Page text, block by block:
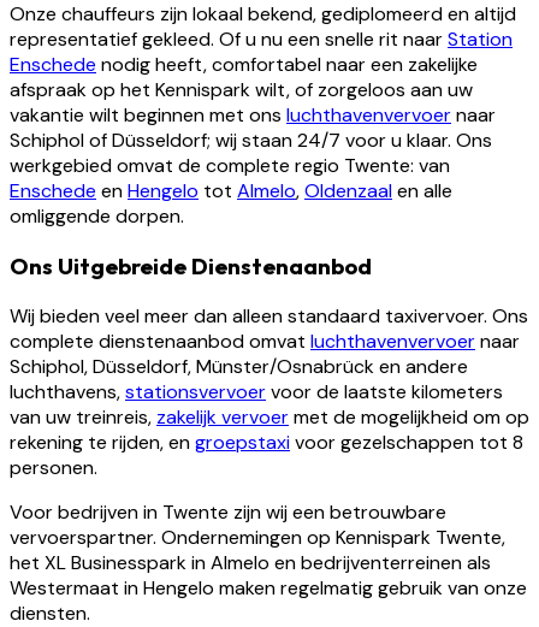
Onze chauffeurs zijn lokaal bekend, gediplomeerd en altijd
representatief gekleed. Of u nu een snelle rit naarStation
Enschede nodig heeft, comfortabel naar een zakelijke
afspraak op het Kennispark wilt, of zorgeloos aan uw
vakantie wilt beginnen met ons luchthavenvervoernaar
Schiphol of Düsseldorf; wij staan 24/7 voor u klaar. Ons
werkgebied omvat de complete regio Twente: van
Enschede enHengelo tot Almelo,Oldenzaalen alle
omliggende dorpen.
Ons Uitgebreide Dienstenaanbod
Wij bieden veel meer dan alleen standaard taxivervoer. Ons
complete dienstenaanbod omvat luchthavenvervoernaar
Schiphol, Düsseldorf, Münster/Osnabrück en andere
luchthavens,stationsvervoervoor de laatste kilometers
van uw treinreis, zakelijk vervoermet de mogelijkheid om op
rekening te rijden, engroepstaxivoor gezelschappen tot 8
personen.
Voor bedrijven in Twente zijn wij een betrouwbare
vervoerspartner. Ondernemingen op Kennispark Twente,
het XL Businesspark in Almelo en bedrijventerreinen als
Westermaat in Hengelo maken regelmatig gebruik van onze
diensten.